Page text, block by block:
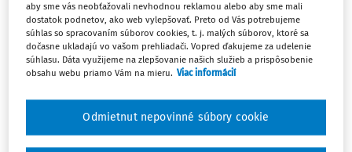
Cieľom článku je pomôcť podnikateľom porozumieť
daňovým zmenám v oblasti dane z príjmov, ktoré vstupujú
do platnosti v roku 2025, aby ich mohli správne aplikovať a
vyhli sa komplikáciám, ako sú pokuty, penále či daňové
uľahčiť a spraviť efektívnejším.
aby sme vás neobťažovali nevhodnou reklamou alebo aby sme mali
dostatok podnetov, ako web vylepšovať. Preto od Vás potrebujeme
súhlas so spracovaním súborov cookies, t. j. malých súborov, ktoré sa
dočasne ukladajú vo vašom prehliadači. Vopred ďakujeme za udelenie
súhlasu. Dáta využijeme na zlepšovanie našich služieb a prispôsobenie
obsahu webu priamo Vám na mieru. Viac informácií
Odmietnut nepovinné súbory cookie